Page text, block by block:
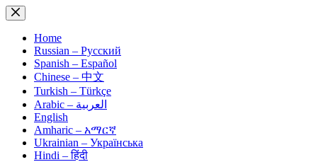
Skip
to
contentHome
Russian – Русский
Spanish – Español
Chinese – 中文
Turkish – Türkçe
Arabic – العربية
English
Amharic – አማርኛ
Ukrainian – Українська
Hindi – हिंदी